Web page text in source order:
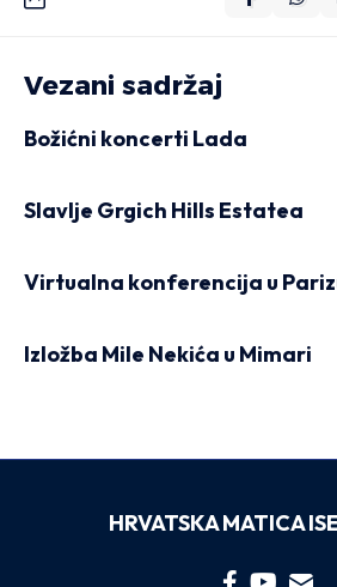
Vezani sadržaj
Božićni koncerti Lada
Slavlje Grgich Hills Estatea
Virtualna konferencija u
Izložba Mile Nekića u Mimari
HRVATSKA MATICA